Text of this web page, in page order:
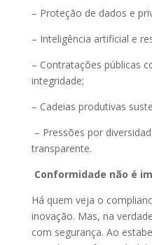
– Proteção de dados e
– Inteligência artificial e
– Contratações públicas
integridade;
– Cadeias produtivas
– Pressões por
transparente.
Conformidade não é
Há quem veja o
inovação. Mas, na
com segurança. Ao